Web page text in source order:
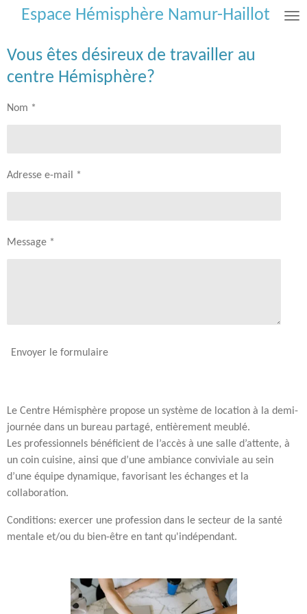
Passer
contenu
principal
Espace Hémisphère Namur-Haillot
Vous êtes désireux de travailler au
centre Hémisphère?
Nom *
Adresse e-mail *
Message *
Envoyer le formulaire
Le Centre Hémisphère propose un système de location à la demi-
journée dans un bureau partagé, entièrement meublé.
Les professionnels bénéficient de l’accès à une salle d’attente, à
un coin cuisine, ainsi que d’une ambiance conviviale au sein
d’une équipe dynamique, favorisant les échanges et la
collaboration.
Conditions: exercer une profession dans le secteur de la santé
mentale et/ou du bien-être en tant qu'indépendant.